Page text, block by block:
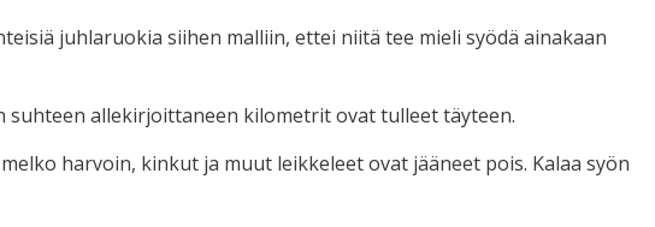
juhlaruokia siihen malliin, ettei niitä tee mieli syödä ainakaan
suhteen allekirjoittaneen kilometrit ovat tulleet täyteen.
harvoin, kinkut ja muut leikkeleet ovat jääneet pois. Kalaa syön